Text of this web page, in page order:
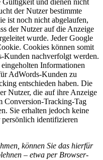
Gültigkeit und dienen nicht
der Nutzer bestimmte
ist noch nicht abgelaufen,
der Nutzer auf die Anzeige
wurde. Jeder Google
Cookies können somit
Kunden nachverfolgt werden.
Informationen
AdWords-Kunden zu
entschieden haben. Die
Nutzer, die auf ihre Anzeige
Conversion-Tracking-Tag
Sie erhalten jedoch keine
identifizieren
können Sie das hierfür
– etwa per Browser-